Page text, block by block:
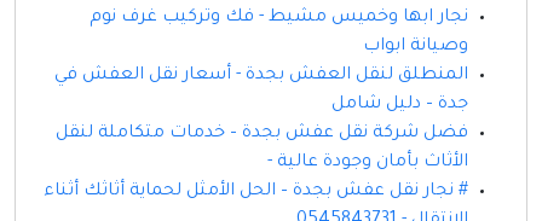
نجار ابها وخميس مشيط - فك وتركيب غرف نوم
وصيانة ابواب
المنطلق لنقل العفش بجدة - أسعار نقل العفش في
جدة – دليل شامل
فضل شركة نقل عفش بجدة – خدمات متكاملة لنقل
الأثاث بأمان وجودة عالية -
# نجار نقل عفش بجدة – الحل الأمثل لحماية أثاثك أثناء